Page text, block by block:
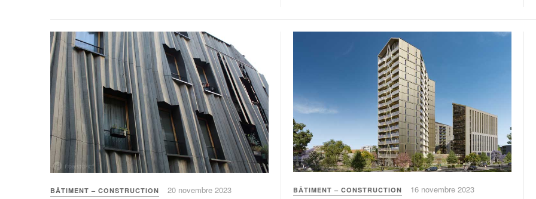
BÂTIMENT – CONSTRUCTION 20 novembre 2023 BÂTIMENT – CONSTRUCTION 16 novembre 2023